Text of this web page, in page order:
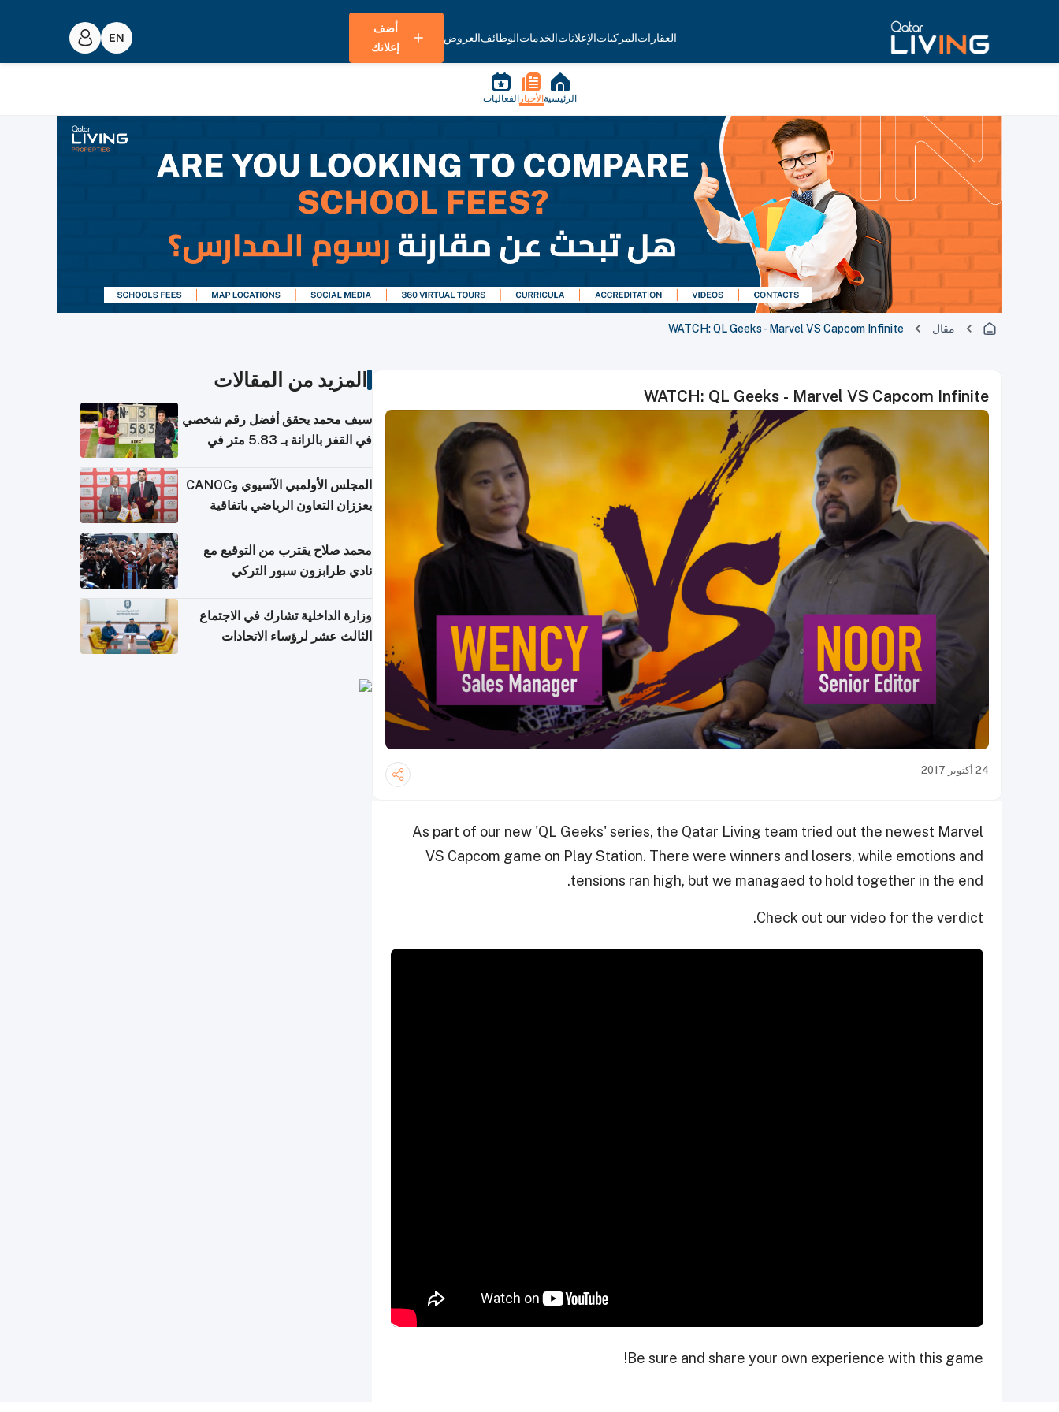
العقاراتالمركباتالإعلاناتالخدماتالوظائفالعروض
أضف
إعلانك
الرئيسية الأخبار الفعاليات
مقال WATCH: QL Geeks - Marvel VS Capcom Infinite
WATCH: QL Geeks - Marvel VS Capcom Infinite
24 أكتوبر 2017
As part of our new 'QL Geeks' series, the Qatar Living team tried out the newest Marvel
VS Capcom game on Play Station. There were winners and losers, while emotions and
tensions ran high, but we managaed to hold together in the end.
Check out our video for the verdict.
Be sure and share your own experience with this game!
المزيد من المقالات
سيف محمد يحقق أفضل رقم شخصي
في القفز بالزانة بـ 5.83 متر في
المجلس الأولمبي الآسيوي وCANOC
يعززان التعاون الرياضي باتفاقية
محمد صلاح يقترب من التوقيع مع
نادي طرابزون سبور التركي
وزارة الداخلية تشارك في الاجتماع
الثالث عشر لرؤساء الاتحادات
التعاون